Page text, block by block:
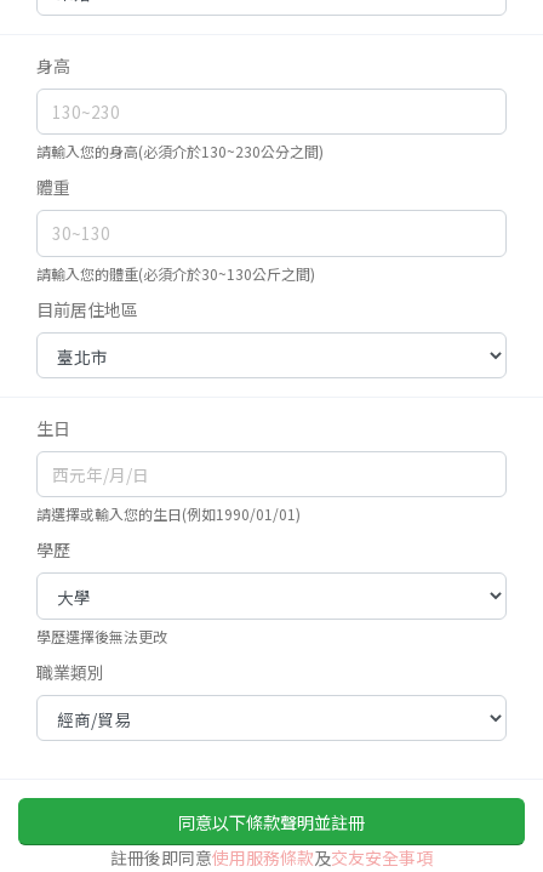
身高
請輸入您的身高(必須介於130~230公分之間)
體重
請輸入您的體重(必須介於30~130公斤之間)
目前居住地區
生日
請選擇或輸入您的生日(例如1990/01/01)
學歷
學歷選擇後無法更改
職業類別
同意以下條款聲明並註冊
註冊後即同意使用服務條款及交友安全事項